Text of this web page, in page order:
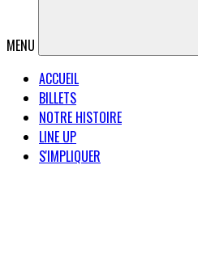
MENU
ACCUEIL
BILLETS
NOTRE HISTOIRE
LINE UP
S'IMPLIQUER